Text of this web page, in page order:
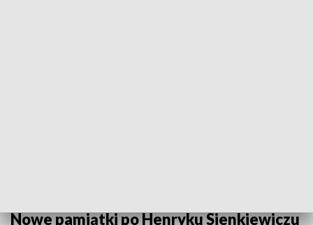
Nowe pamiątki po Henryku Sienkiewiczu